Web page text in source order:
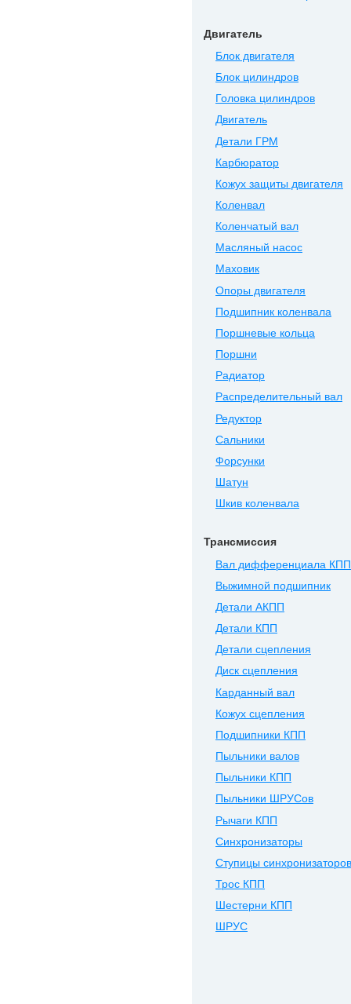
Двигатель
Блок двигателя
Блок цилиндров
Головка цилиндров
Двигатель
Детали ГРМ
Карбюратор
Кожух защиты двигателя
Коленвал
Коленчатый вал
Масляный насос
Маховик
Опоры двигателя
Подшипник коленвала
Поршневые кольца
Поршни
Радиатор
Распределительный вал
Редуктор
Сальники
Форсунки
Шатун
Шкив коленвала
Трансмиссия
Вал дифференциала КПП
Выжимной подшипник
Детали АКПП
Детали КПП
Детали сцепления
Диск сцепления
Карданный вал
Кожух сцепления
Подшипники КПП
Пыльники валов
Пыльники КПП
Пыльники ШРУСов
Рычаги КПП
Синхронизаторы
Ступицы синхронизаторов
Трос КПП
Шестерни КПП
ШРУС